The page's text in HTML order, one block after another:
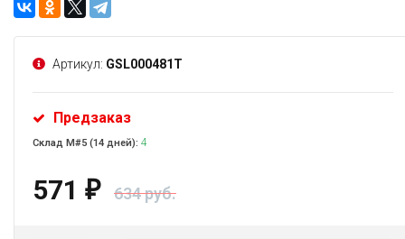
Артикул: GSL000481T
Предзаказ
Склад М#5 (14 дней): 4
571 ₽ 634 руб.